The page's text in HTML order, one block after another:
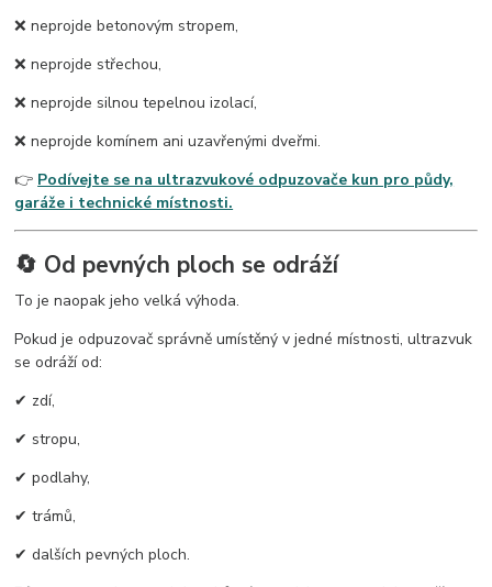
❌ neprojde betonovým stropem,
❌ neprojde střechou,
❌ neprojde silnou tepelnou izolací,
❌ neprojde komínem ani uzavřenými dveřmi.
👉 Podívejte se na ultrazvukové odpuzovače kun pro půdy,
garáže i technické místnosti.
🔄 Od pevných ploch se odráží
To je naopak jeho velká výhoda.
Pokud je odpuzovač správně umístěný v jedné místnosti, ultrazvuk
se odráží od:
✔ zdí,
✔ stropu,
✔ podlahy,
✔ trámů,
✔ dalších pevných ploch.